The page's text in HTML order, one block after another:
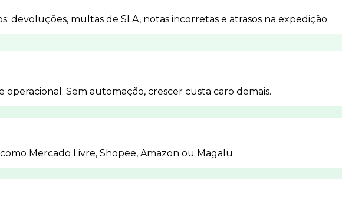
devoluções, multas de SLA, notas incorretas e atrasos na expedição.
operacional. Sem automação, crescer custa caro demais.
Mercado Livre, Shopee, Amazon ou Magalu.